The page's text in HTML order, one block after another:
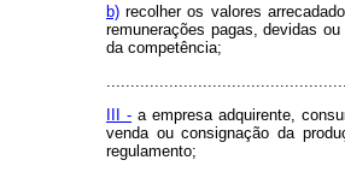
b) recolher os valores
remunerações pagas, devidas
da competência;
III - a empresa adquirente,
venda ou consignação da
regulamento;